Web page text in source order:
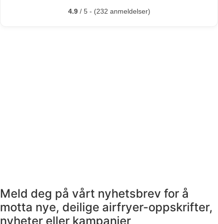
4.9/ 5 - (232 anmeldelser)
Meld deg på vårt nyhetsbrev for å
motta nye, deilige airfryer-oppskrifter,
nyheter eller kampanjer